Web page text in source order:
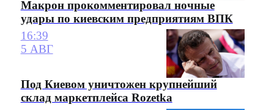
Макрон прокомментировал ночные
удары по киевским предприятиям ВПК
16:39
5 АВГ
Под Киевом уничтожен крупнейший
склад маркетплейса Rozetka